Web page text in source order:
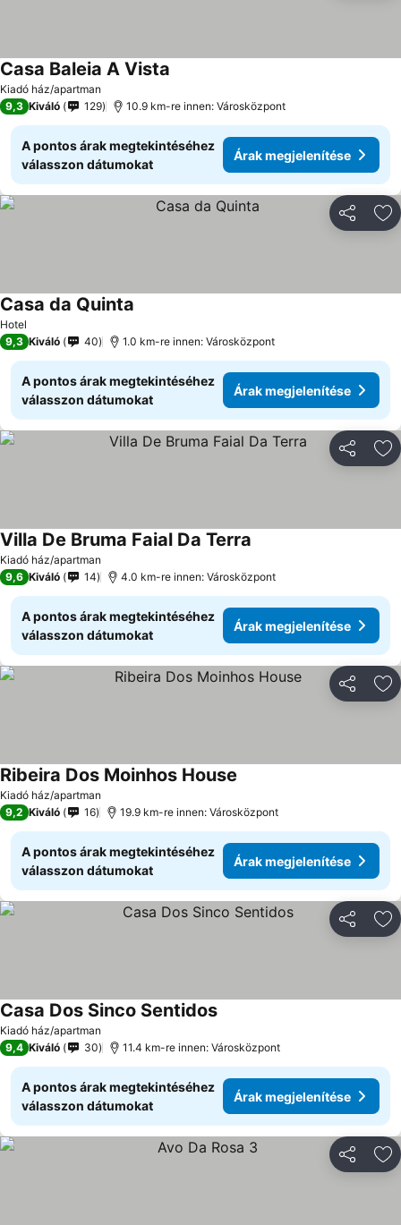
Kiadó ház/apartman
Casa Baleia A Vista
9,3 Kiváló 129 10.9 km-re innen: Városközpont
A pontos árak megtekintéséhez
válasszon dátumokat
Árak megjelenítése
Hotel
Casa da Quinta
9,3 Kiváló 40 1.0 km-re innen: Városközpont
A pontos árak megtekintéséhez
válasszon dátumokat
Árak megjelenítése
Kiadó ház/apartman
Villa De Bruma Faial Da Terra
9,6 Kiváló 14 4.0 km-re innen: Városközpont
A pontos árak megtekintéséhez
válasszon dátumokat
Árak megjelenítése
Kiadó ház/apartman
Ribeira Dos Moinhos House
9,2 Kiváló 16 19.9 km-re innen: Városközpont
A pontos árak megtekintéséhez
válasszon dátumokat
Árak megjelenítése
Kiadó ház/apartman
Casa Dos Sinco Sentidos
9,4 Kiváló 30 11.4 km-re innen: Városközpont
A pontos árak megtekintéséhez
válasszon dátumokat
Árak megjelenítése